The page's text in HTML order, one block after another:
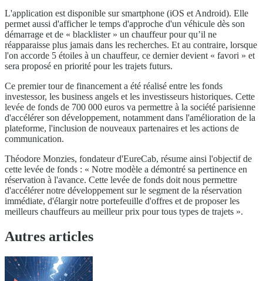
L'application est disponible sur smartphone (iOS et Android). Elle
permet aussi d'afficher le temps d'approche d'un véhicule dès son
démarrage et de « blacklister » un chauffeur pour qu’il ne
réapparaisse plus jamais dans les recherches. Et au contraire, lorsque
l'on accorde 5 étoiles à un chauffeur, ce dernier devient « favori » et
sera proposé en priorité pour les trajets futurs.
Ce premier tour de financement a été réalisé entre les fonds
investessor, les business angels et les investisseurs historiques. Cette
levée de fonds de 700 000 euros va permettre à la société parisienne
d'accélérer son développement, notamment dans l'amélioration de la
plateforme, l'inclusion de nouveaux partenaires et les actions de
communication.
Théodore Monzies, fondateur d'EureCab, résume ainsi l'objectif de
cette levée de fonds : « Notre modèle a démontré sa pertinence en
réservation à l'avance. Cette levée de fonds doit nous permettre
d'accélérer notre développement sur le segment de la réservation
immédiate, d'élargir notre portefeuille d'offres et de proposer les
meilleurs chauffeurs au meilleur prix pour tous types de trajets ».
Autres articles